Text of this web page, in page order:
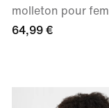
molleton pour
64,99 €